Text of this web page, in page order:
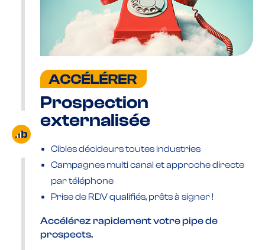
Prospection
externalisée
Cibles décideurs toutes industries
Campagnes multi canal et approche directe
par téléphone
Prise de RDV qualifiés, prêts à signer !
Accélérez rapidement votre pipe de
prospects.